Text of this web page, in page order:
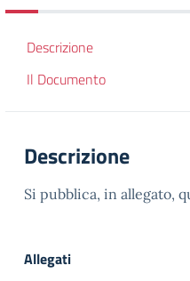
Descrizione
Il Documento
Descrizione
Si pubblica, in allegato,
Allegati